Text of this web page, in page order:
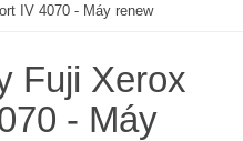
IV 4070 - Máy renew
Fuji Xerox
- Máy